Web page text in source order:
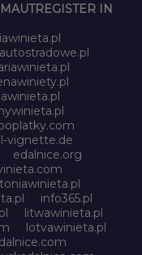
IN
vignette.de
edalnice.org
info365.pl
litwawinieta.pl
lotvawinieta.pl